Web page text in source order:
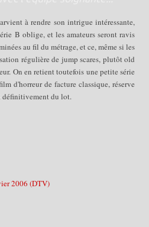
à rendre son intrigue intéressante,
B oblige, et les amateurs seront ravis
au fil du métrage, et ce, même si les
régulière de jump scares, plutôt old
On en retient toutefois une petite série
d'horreur de facture classique, réserve
définitivement du lot.
2006 (DTV)